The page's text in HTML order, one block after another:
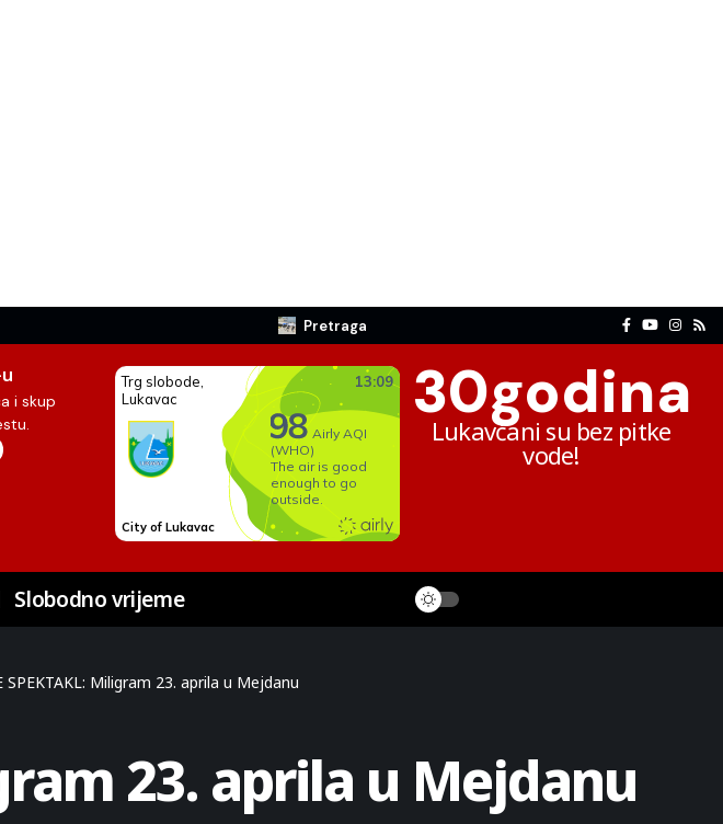
Pretraga
i skup
30godina
Lukavčani su bez pitke
vode!
Slobodno vrijeme
SPEKTAKL: Miligram 23. aprila u Mejdanu
23. aprila u Mejdanu